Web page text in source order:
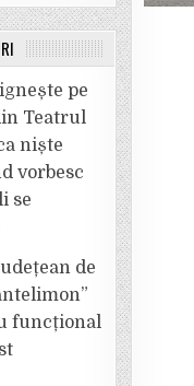
pe
Teatrul
niște
vorbesc
se
de
funcțional